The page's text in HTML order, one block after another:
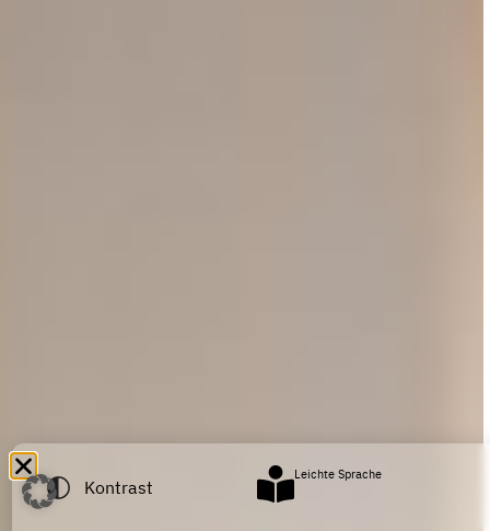
Kontrast
Leichte Sprache